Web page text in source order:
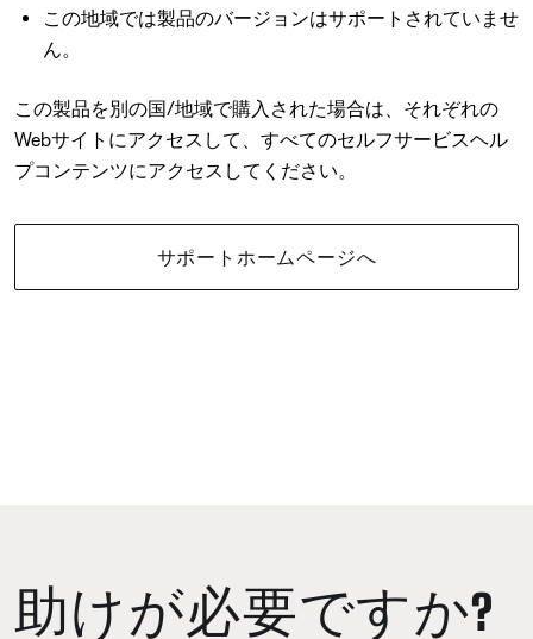
この地域では製品のバージョンはサポートされていませ
ん。
この製品を別の国/地域で購入された場合は、それぞれの
Webサイトにアクセスして、すべてのセルフサービスヘル
プコンテンツにアクセスしてください。
サポートホームページへ
助けが必要ですか?